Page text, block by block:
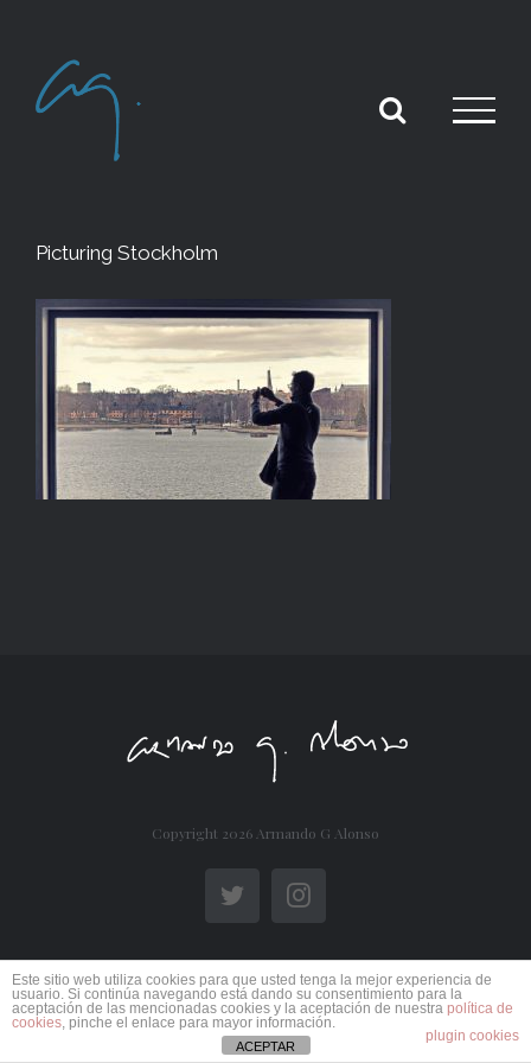
content
Picturing Stockholm
Copyright 2026 Armando G Alonso
TwitterInstagram
Este sitio web utiliza cookies para que usted tenga la mejor experiencia de
usuario. Si continúa navegando está dando su consentimiento para la
aceptación de las mencionadas cookies y la aceptación de nuestra política de
cookies, pinche el enlace para mayor información.
plugin cookies
ACEPTAR